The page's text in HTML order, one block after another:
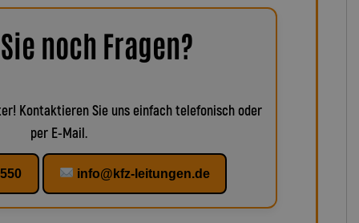
noch Fragen?
Kontaktieren Sie uns einfach telefonisch oder
per E-Mail.
info@kfz-leitungen.de